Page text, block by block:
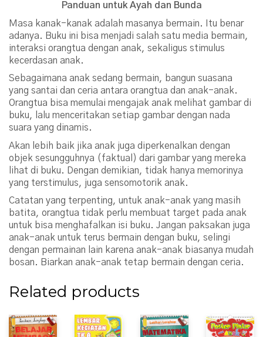
Panduan untuk Ayah dan Bunda
Masa kanak-kanak adalah masanya bermain. Itu benar
adanya. Buku ini bisa menjadi salah satu media bermain,
interaksi orangtua dengan anak, sekaligus stimulus
kecerdasan anak.
Sebagaimana anak sedang bermain, bangun suasana
yang santai dan ceria antara orangtua dan anak-anak.
Orangtua bisa memulai mengajak anak melihat gambar di
buku, lalu menceritakan setiap gambar dengan nada
suara yang dinamis.
Akan lebih baik jika anak juga diperkenalkan dengan
objek sesungguhnya (faktual) dari gambar yang mereka
lihat di buku. Dengan demikian, tidak hanya memorinya
yang terstimulus, juga sensomotorik anak.
Catatan yang terpenting, untuk anak-anak yang masih
batita, orangtua tidak perlu membuat target pada anak
untuk bisa menghafalkan isi buku. Jangan paksakan juga
anak-anak untuk terus bermain dengan buku, selingi
dengan permainan lain karena anak-anak biasanya mudah
bosan. Biarkan anak-anak tetap bermain dengan ceria.
Related products